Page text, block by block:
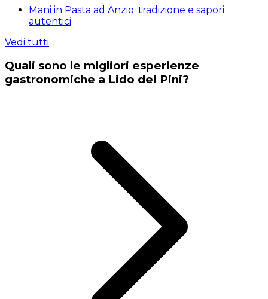
Mani in Pasta ad Anzio: tradizione e sapori
autentici
Vedi tutti
Quali sono le migliori esperienze
gastronomiche a Lido dei Pini?